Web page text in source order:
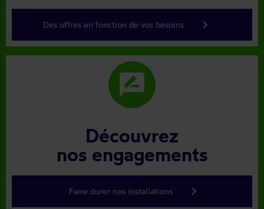
Des offres en fonction de vos besoins keyboard_arrow_right
rate_review
Découvrez
nos engagements
Faire durer nos installations keyboard_arrow_right